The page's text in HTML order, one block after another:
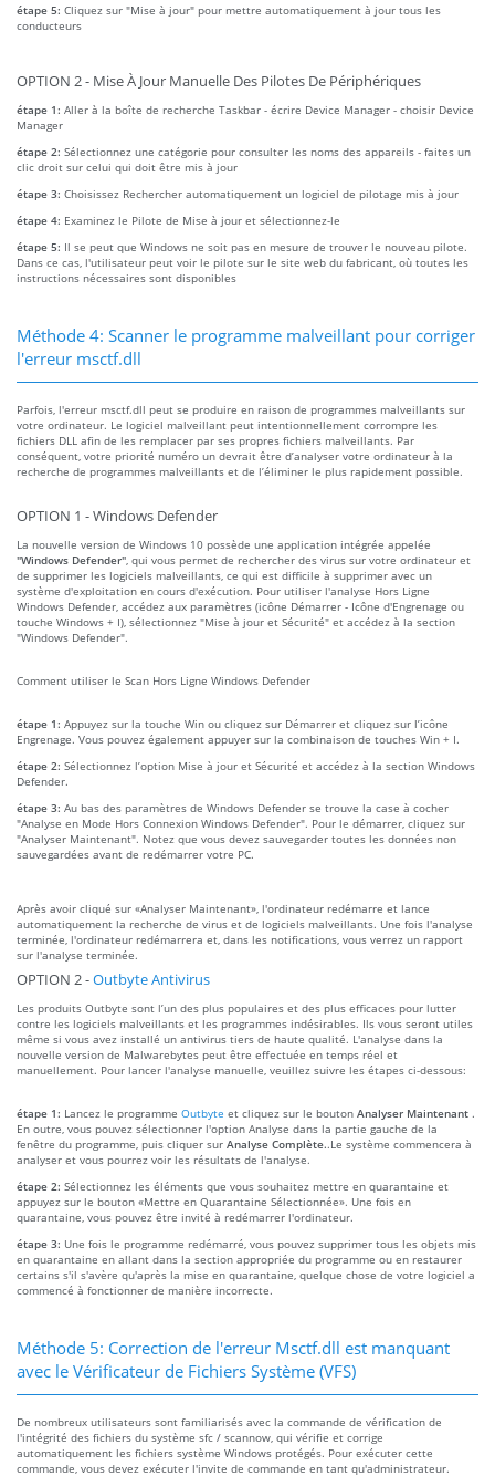
étape 5: Cliquez sur "Mise à jour" pour mettre automatiquement à jour tous les
conducteurs
OPTION 2 - Mise À Jour Manuelle Des Pilotes De Périphériques
étape 1: Aller à la boîte de recherche Taskbar - écrire Device Manager - choisir Device
Manager
étape 2: Sélectionnez une catégorie pour consulter les noms des appareils - faites un
clic droit sur celui qui doit être mis à jour
étape 3: Choisissez Rechercher automatiquement un logiciel de pilotage mis à jour
étape 4: Examinez le Pilote de Mise à jour et sélectionnez-le
étape 5: Il se peut que Windows ne soit pas en mesure de trouver le nouveau pilote.
Dans ce cas, l'utilisateur peut voir le pilote sur le site web du fabricant, où toutes les
instructions nécessaires sont disponibles
Méthode 4: Scanner le programme malveillant pour corriger
l'erreur msctf.dll
Parfois, l'erreur msctf.dll peut se produire en raison de programmes malveillants sur
votre ordinateur. Le logiciel malveillant peut intentionnellement corrompre les
fichiers DLL afin de les remplacer par ses propres fichiers malveillants. Par
conséquent, votre priorité numéro un devrait être d’analyser votre ordinateur à la
recherche de programmes malveillants et de l’éliminer le plus rapidement possible.
OPTION 1 - Windows Defender
La nouvelle version de Windows 10 possède une application intégrée appelée
"Windows Defender" , qui vous permet de rechercher des virus sur votre ordinateur et
de supprimer les logiciels malveillants, ce qui est difficile à supprimer avec un
système d'exploitation en cours d'exécution. Pour utiliser l'analyse Hors Ligne
Windows Defender, accédez aux paramètres (icône Démarrer - Icône d'Engrenage ou
touche Windows + I), sélectionnez "Mise à jour et Sécurité" et accédez à la section
"Windows Defender".
Comment utiliser le Scan Hors Ligne Windows Defender
étape 1: Appuyez sur la touche Win ou cliquez sur Démarrer et cliquez sur l’icône
Engrenage. Vous pouvez également appuyer sur la combinaison de touches Win + I.
étape 2: Sélectionnez l’option Mise à jour et Sécurité et accédez à la section Windows
Defender.
étape 3: Au bas des paramètres de Windows Defender se trouve la case à cocher
"Analyse en Mode Hors Connexion Windows Defender". Pour le démarrer, cliquez sur
"Analyser Maintenant". Notez que vous devez sauvegarder toutes les données non
sauvegardées avant de redémarrer votre PC.
Après avoir cliqué sur «Analyser Maintenant», l'ordinateur redémarre et lance
automatiquement la recherche de virus et de logiciels malveillants. Une fois l'analyse
terminée, l'ordinateur redémarrera et, dans les notifications, vous verrez un rapport
sur l'analyse terminée.
OPTION 2 -Outbyte Antivirus
Les produits Outbyte sont l’un des plus populaires et des plus efficaces pour lutter
contre les logiciels malveillants et les programmes indésirables. Ils vous seront utiles
même si vous avez installé un antivirus tiers de haute qualité. L'analyse dans la
nouvelle version de Malwarebytes peut être effectuée en temps réel et
manuellement. Pour lancer l'analyse manuelle, veuillez suivre les étapes ci-dessous:
étape 1: Lancez le programme Outbyte et cliquez sur le bouton Analyser Maintenant .
En outre, vous pouvez sélectionner l'option Analyse dans la partie gauche de la
fenêtre du programme, puis cliquer sur Analyse Complète..Le système commencera à
analyser et vous pourrez voir les résultats de l'analyse.
étape 2: Sélectionnez les éléments que vous souhaitez mettre en quarantaine et
appuyez sur le bouton «Mettre en Quarantaine Sélectionnée». Une fois en
quarantaine, vous pouvez être invité à redémarrer l'ordinateur.
étape 3: Une fois le programme redémarré, vous pouvez supprimer tous les objets mis
en quarantaine en allant dans la section appropriée du programme ou en restaurer
certains s'il s'avère qu'après la mise en quarantaine, quelque chose de votre logiciel a
commencé à fonctionner de manière incorrecte.
Méthode 5: Correction de l'erreur Msctf.dll est manquant
avec le Vérificateur de Fichiers Système (VFS)
De nombreux utilisateurs sont familiarisés avec la commande de vérification de
l'intégrité des fichiers du système sfc / scannow, qui vérifie et corrige
automatiquement les fichiers système Windows protégés. Pour exécuter cette
commande, vous devez exécuter l'invite de commande en tant qu'administrateur.